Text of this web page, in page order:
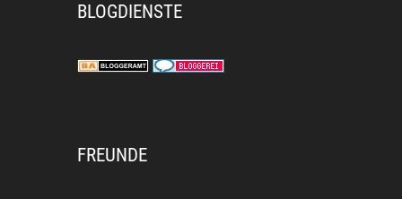
BLOGDIENSTE
FREUNDE